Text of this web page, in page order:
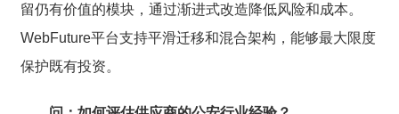
留仍有价值的模块，通过渐进式改造降低风险和成本。
WebFuture平台支持平滑迁移和混合架构，能够最大限度
保护既有投资。